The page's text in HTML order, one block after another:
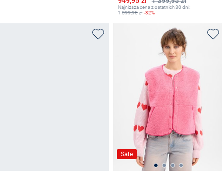
Najniższa cena z ostatnich 30 dni:
1 399,95zł-32%
Sale